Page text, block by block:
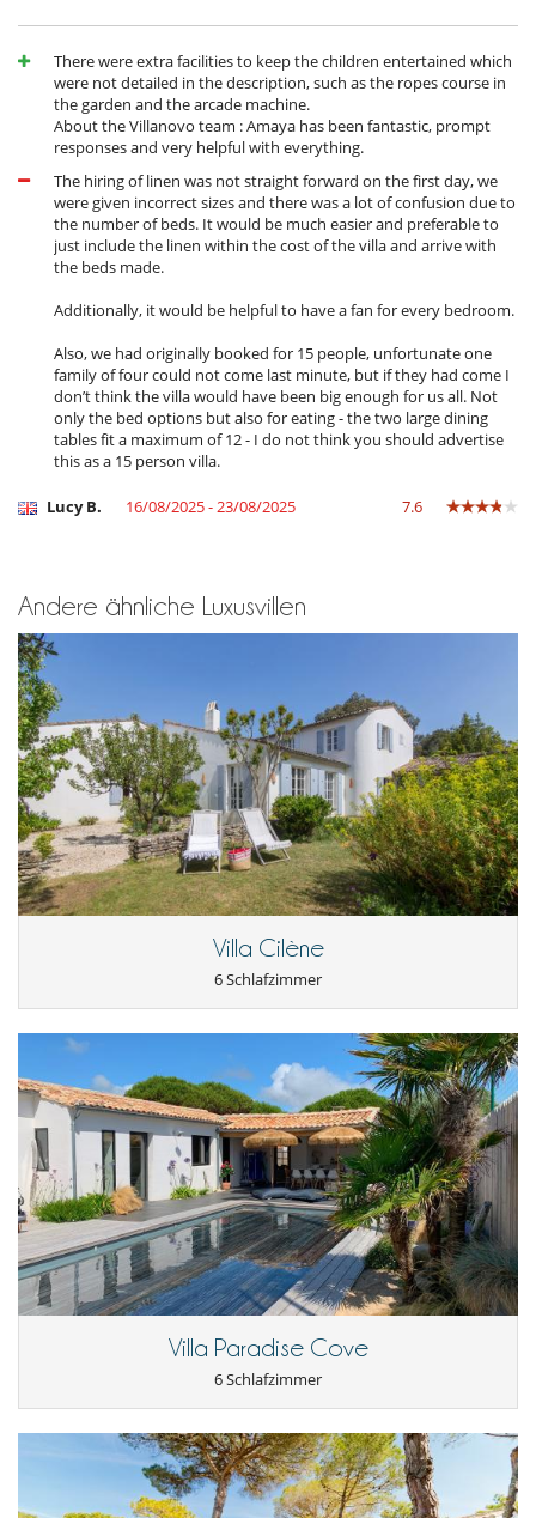
Kinder
Hochstuhl
Kinderbett
Küche und Ausstattung
Backofen
Bügeleisen
Dunstabzugshaube
Gefrierschrank
Induktionskochfeldern
Ironing board
Küche mit Essbereich
Mikrowelle
Spülmaschine
Toaster
voll ausgestattete Küche
Wäschetrockner
Waschmaschine
Schwimmbecken-Sicherheitssystem
Sound system
There were extra facilities to keep the children entertained which
were not detailed in the description, such as the ropes course in
the garden and the arcade machine.
About the Villanovo team : Amaya has been fantastic, prompt
responses and very helpful with everything.
The hiring of linen was not straight forward on the first day, we
were given incorrect sizes and there was a lot of confusion due to
the number of beds. It would be much easier and preferable to
just include the linen within the cost of the villa and arrive with
the beds made.
Additionally, it would be helpful to have a fan for every bedroom.
Also, we had originally booked for 15 people, unfortunate one
family of four could not come last minute, but if they had come I
don’t think the villa would have been big enough for us all. Not
only the bed options but also for eating - the two large dining
tables fit a maximum of 12 - I do not think you should advertise
this as a 15 person villa.
Lucy B. 16/08/2025 - 23/08/2025 7.6
Andere ähnliche Luxusvillen
Villa Cilène
6 Schlafzimmer
Villa Paradise Cove
6 Schlafzimmer